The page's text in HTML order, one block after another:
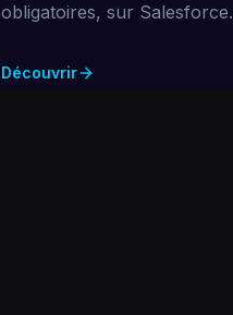
obligatoires, sur Salesforce.
Découvrir